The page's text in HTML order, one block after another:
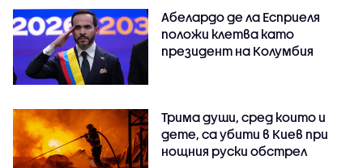
Абелардо де ла Есприеля
положи клетва като
президент на Колумбия
Трима души, сред които и
дете, са убити в Киев при
нощния руски обстрел